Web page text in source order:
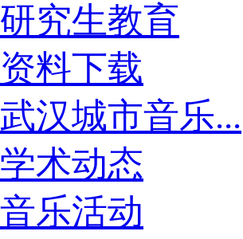
研究生教育
资料下载
武汉城市音乐...
学术动态
音乐活动